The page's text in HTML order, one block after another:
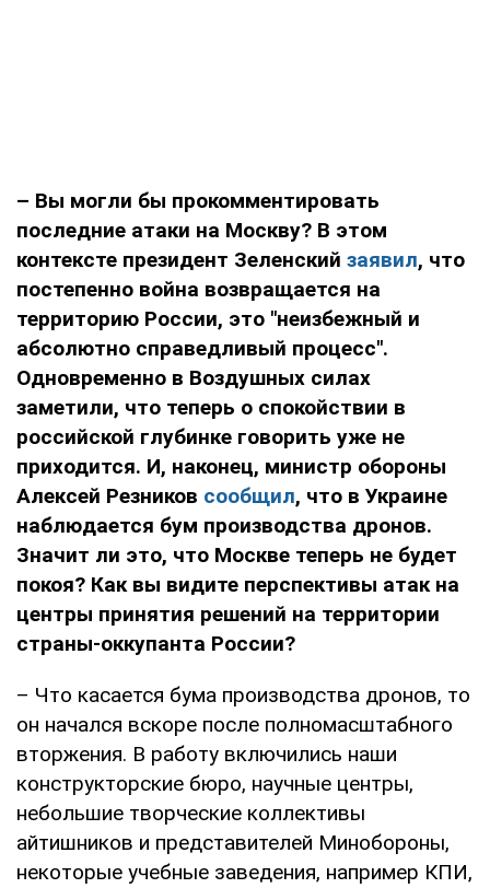
– Вы могли бы прокомментировать
последние атаки на Москву? В этом
контексте президент Зеленский заявил, что
постепенно война возвращается на
территорию России, это "неизбежный и
абсолютно справедливый процесс".
Одновременно в Воздушных силах
заметили, что теперь о спокойствии в
российской глубинке говорить уже не
приходится. И, наконец, министр обороны
Алексей Резников сообщил, что в Украине
наблюдается бум производства дронов.
Значит ли это, что Москве теперь не будет
покоя? Как вы видите перспективы атак на
центры принятия решений на территории
страны-оккупанта России?
– Что касается бума производства дронов, то
он начался вскоре после полномасштабного
вторжения. В работу включились наши
конструкторские бюро, научные центры,
небольшие творческие коллективы
айтишников и представителей Минобороны,
некоторые учебные заведения, например КПИ,